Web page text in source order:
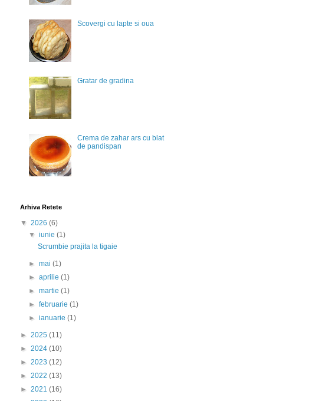
Scovergi cu lapte si oua
Gratar de gradina
Crema de zahar ars cu blat
de pandispan
Arhiva Retete
▼ 2026 (6)
▼iunie(1)
Scrumbie prajita la tigaie
►mai(1)
►aprilie(1)
►martie(1)
►februarie(1)
►ianuarie(1)
► 2025 (11)
► 2024 (10)
► 2023 (12)
► 2022 (13)
► 2021 (16)